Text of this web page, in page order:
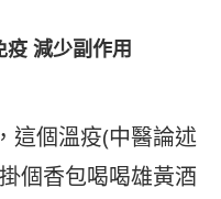
減少副作用
這個溫疫(中醫論述
個香包喝喝雄黃酒